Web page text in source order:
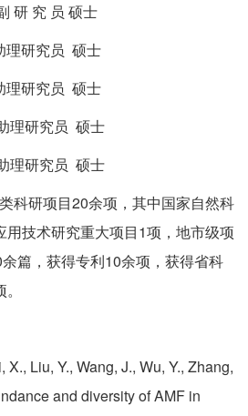
员 硕士
员 硕士
员 硕士
究员 硕士
究员 硕士
研项目20余项，其中国家自然科
技术研究重大项目1项，地市级项
篇，获得专利10余项，获得省科
Liu, Y., Wang, J., Wu, Y., Zhang,
and diversity of AMF in